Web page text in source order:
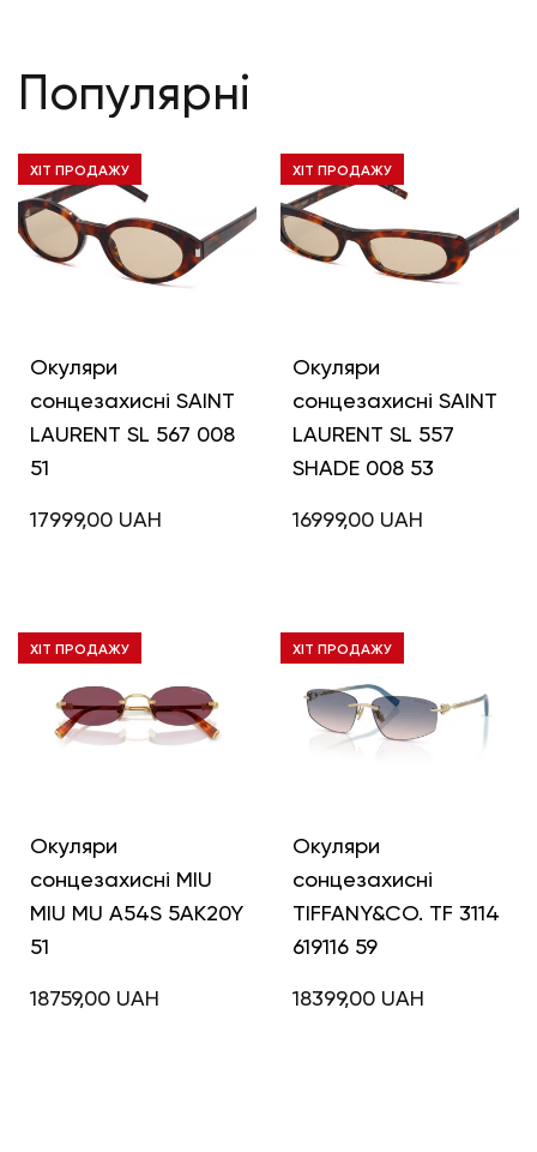
Популярні
ХІТ ПРОДАЖУ
Окуляри
сонцезахисні SAINT
LAURENT SL 567 008
51
17999,00 UAH
ХІТ ПРОДАЖУ
Окуляри
сонцезахисні SAINT
LAURENT SL 557
SHADE 008 53
16999,00 UAH
ХІТ ПРОДАЖУ
Окуляри
сонцезахисні MIU
MIU MU A54S 5AK20Y
51
18759,00 UAH
ХІТ ПРОДАЖУ
Окуляри
сонцезахисні
TIFFANY&CO. TF 3114
619116 59
18399,00 UAH